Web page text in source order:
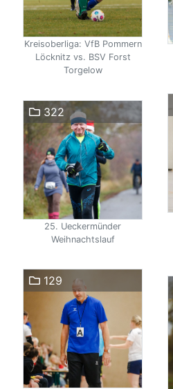
Kreisoberliga: VfB Pommern
Löcknitz vs. BSV Forst
Torgelow
322
25. Ueckermünder
Weihnachtslauf
129